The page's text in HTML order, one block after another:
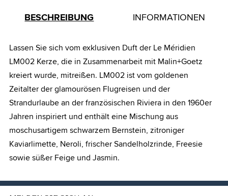
BESCHREIBUNG INFORMATIONEN
Lassen Sie sich vom exklusiven Duft der Le Méridien
LM002 Kerze, die in Zusammenarbeit mit Malin+Goetz
kreiert wurde, mitreißen. LM002 ist vom goldenen
Zeitalter der glamourösen Flugreisen und der
Strandurlaube an der französischen Riviera in den 1960er
Jahren inspiriert und enthält eine Mischung aus
moschusartigem schwarzem Bernstein, zitroniger
Kaviarlimette, Neroli, frischer Sandelholzrinde, Freesie
sowie süßer Feige und Jasmin.